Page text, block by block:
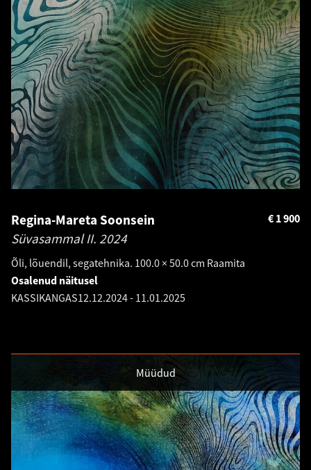
Regina-Mareta Soonsein
Süvasammal II. 2024
Õli, lõuendil, segatehnika. 100.0 × 50.0 cm Raamita
1 900
€
Osalenud näitusel
KASSIKANGAS12.12.2024- 11.01.2025
Müüdud